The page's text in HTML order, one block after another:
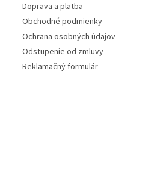
Doprava a platba
Obchodné podmienky
Ochrana osobných údajov
Odstupenie od zmluvy
Reklamačný formulár